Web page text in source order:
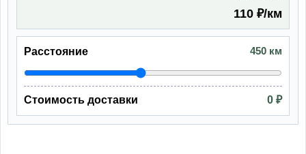
110 ₽/км
Расстояние 450 км
Стоимость доставки 0 ₽